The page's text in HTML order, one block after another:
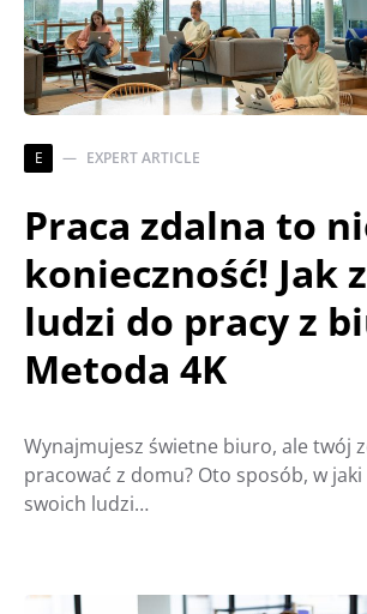
E EXPERT ARTICLE
Praca zdalna to
konieczność! Jak
ludzi do pracy z
Metoda 4K
Wynajmujesz świetne biuro, ale twój
pracować z domu? Oto sposób, w
swoich ludzi…